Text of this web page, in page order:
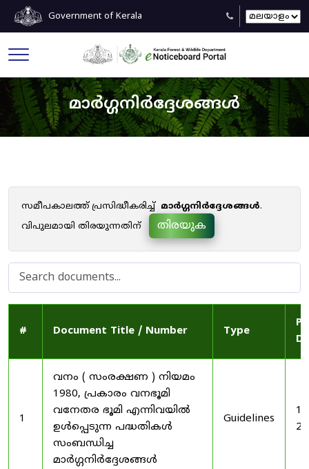
Government of Kerala
മാർഗ്ഗനിർദ്ദേശങ്ങൾ
സമീപകാലത്ത് പ്രസിദ്ധീകരിച്ച് മാർഗ്ഗനിർദ്ദേശങ്ങൾ.
വിപുലമായി തിരയുന്നതിന്
തിരയുക
# Document Title / Number Type
1
വനം ( സംരക്ഷണ ) നിയമം
1980, പ്രകാരം വനഭൂമി
വനേതര ഭൂമി എന്നിവയിൽ
ഉൾപ്പെടുന്ന പദ്ധതികൾ
സംബന്ധിച്ച
മാർഗ്ഗനിർദ്ദേശങ്ങൾ
Guidelines